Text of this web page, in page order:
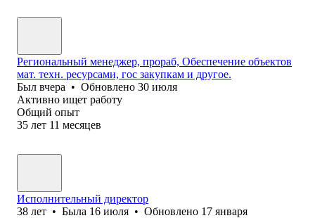
Региональный менеджер, прораб, Обеспечение объектов
мат. техн. ресурсами, гос закупкам и другое.
Был вчера • Обновлено 30 июля
Активно ищет работу
Общий опыт
35 лет 11 месяцев
Исполнительный директор
38 лет • Была 16 июля • Обновлено 17 января